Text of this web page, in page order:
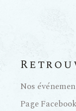
Nos
Page Facebook